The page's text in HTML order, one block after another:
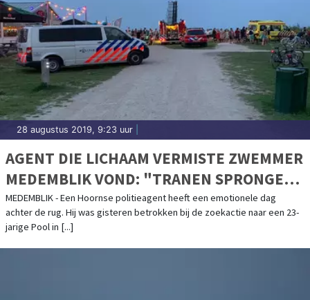
28 augustus 2019, 9:23 uur
AGENT DIE LICHAAM VERMISTE ZWEMMER
MEDEMBLIK VOND: "TRANEN SPRONGEN
IN MIJN OGEN"
MEDEMBLIK - Een Hoornse politieagent heeft een emotionele dag
achter de rug. Hij was gisteren betrokken bij de zoekactie naar een 23-
jarige Pool in [...]